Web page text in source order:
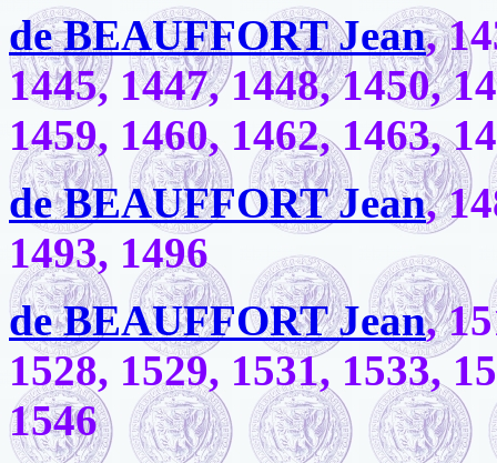
de BEAUFFORT Jean,
1445, 1447, 1448, 1450,
1459, 1460, 1462, 1463,
de BEAUFFORT Jean,
1493, 1496
de BEAUFFORT Jean,
1528, 1529, 1531, 1533,
1546